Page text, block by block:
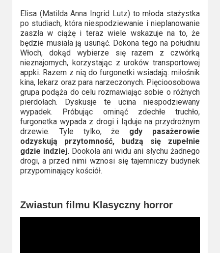
Showtime
Podsumowania
2023
2022
2021
2020
2019
2018
2017
Elisa (Matilda Anna Ingrid Lutz) to młoda stażystka
po studiach, która niespodziewanie i nieplanowanie
zaszła w ciążę i teraz wiele wskazuje na to, że
będzie musiała ją usunąć. Dokona tego na południu
Włoch, dokąd wybierze się razem z czwórką
nieznajomych, korzystając z uroków transportowej
appki. Razem z nią do furgonetki wsiadają: miłośnik
kina, lekarz oraz para narzeczonych. Pięcioosobowa
grupa podąża do celu rozmawiając sobie o różnych
pierdołach. Dyskusje te ucina niespodziewany
wypadek. Próbując ominąć zdechłe truchło,
furgonetka wypada z drogi i ląduje na przydrożnym
drzewie. Tyle tylko, że gdy pasażerowie
odzyskują przytomność, budzą się zupełnie
gdzie indziej. Dookoła ani widu ani słychu żadnego
drogi, a przed nimi wznosi się tajemniczy budynek
przypominający kościół.
Zwiastun filmu Klasyczny horror